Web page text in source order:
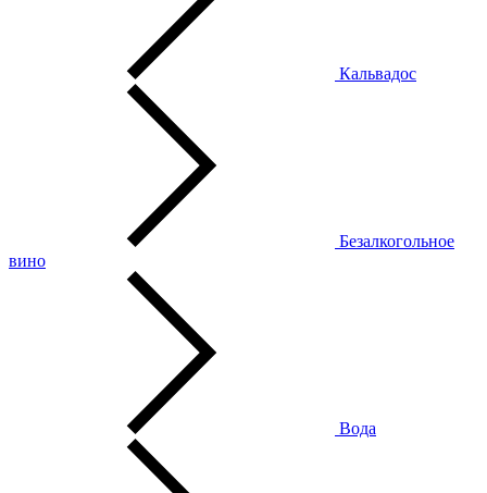
Кальвадос
Безалкогольное
вино
Вода